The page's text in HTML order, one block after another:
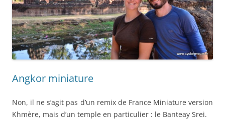
Angkor miniature
Non, il ne s’agit pas d’un remix de France Miniature version
Khmère, mais d’un temple en particulier : le Banteay Srei.